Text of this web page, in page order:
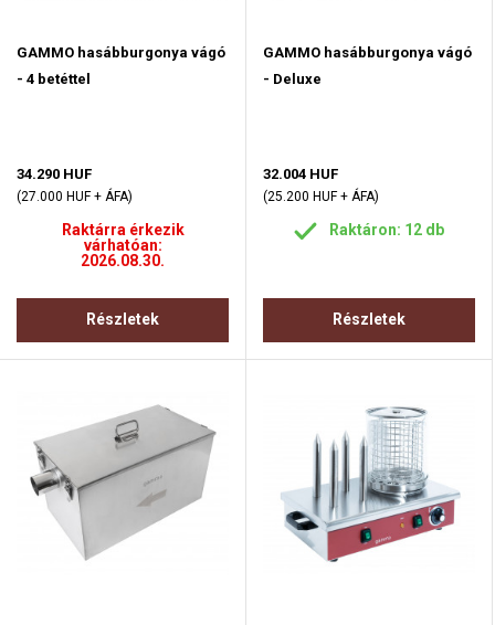
GAMMO hasábburgonya vágó
- 4 betéttel
34.290 HUF
(27.000 HUF + ÁFA)
Raktárra érkezik
várhatóan:
2026.08.30.
Részletek
GAMMO hasábburgonya vágó
- Deluxe
32.004 HUF
(25.200 HUF + ÁFA)
Raktáron: 12 db
Részletek